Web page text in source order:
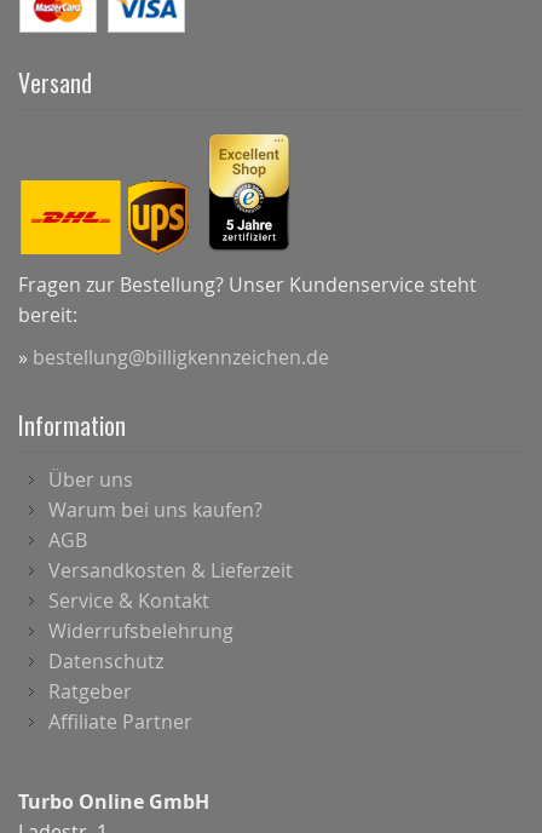
Versand
Fragen zur Bestellung? Unser Kundenservice steht
bereit:
» bestellung@billigkennzeichen.de
Information
Über uns
Warum bei uns kaufen?
AGB
Versandkosten & Lieferzeit
Service & Kontakt
Widerrufsbelehrung
Datenschutz
Ratgeber
Affiliate Partner
Turbo Online GmbH